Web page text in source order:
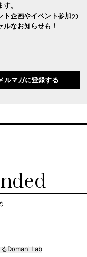
す。
ト企画やイベント参加の
ルなお知らせも！
ルマガに登録する
るDomani Lab